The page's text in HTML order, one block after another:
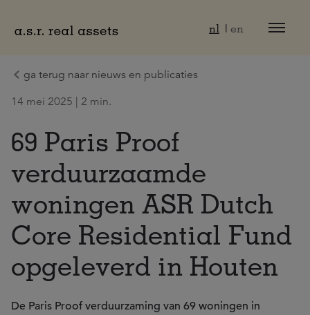
nl en
ga terug naar nieuws en publicaties
14 mei 2025 | 2 min.
69 Paris Proof
verduurzaamde
woningen ASR Dutch
Core Residential Fund
opgeleverd in Houten
De Paris Proof verduurzaming van 69 woningen in